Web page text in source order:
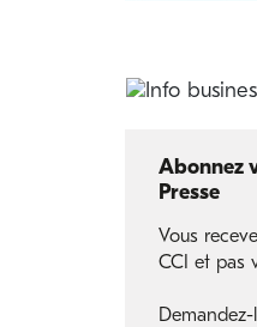
Abonnez
Presse
Vous
CCI et pas